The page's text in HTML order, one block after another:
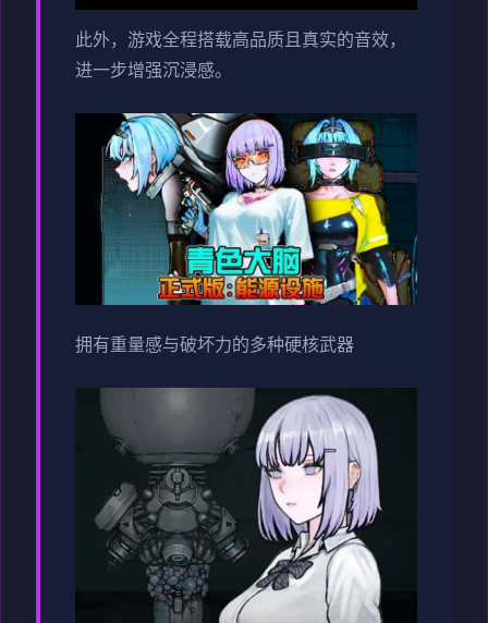
此外，游戏全程搭载高品质且真实的音效，
进一步增强沉浸感。
拥有重量感与破坏力的多种硬核武器